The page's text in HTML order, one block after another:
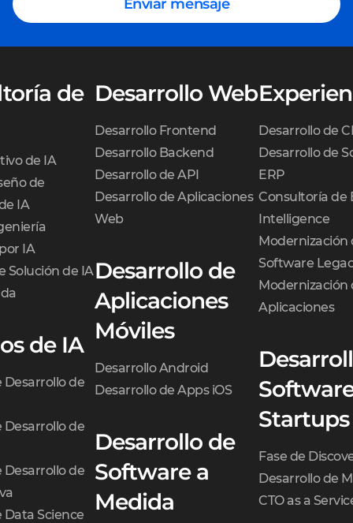
Enviar mensaje
de
de IA
de
IA
IA
Solución de IA
de IA
Desarrollo de
Desarrollo de
Desarrollo de
Data Science
Desarrollo Web
Desarrollo Frontend
Desarrollo Backend
Desarrollo de API
Desarrollo de Aplicaciones
Web
Desarrollo de
Aplicaciones
Móviles
Desarrollo Android
Desarrollo de Apps iOS
Desarrollo de
Software a
Medida
Desarrollo de
Desarrollo de
ERP
Consultoría de
Intelligence
Modernización
Software
Modernización
Aplicaciones
Startups
Fase de
Desarrollo de
CTO as a